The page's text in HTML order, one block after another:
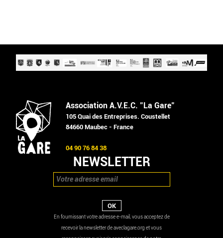
Association A.V.E.C. "La Gare"
105 Quai des Entreprises. Coustellet
84660 Maubec - France
04 90 76 84 38
NEWSLETTER
En fournissant votre adresse e-mail, vous acceptez de
recevoir la newsletter de aveclagare.org et vous